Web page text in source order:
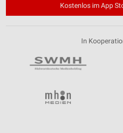
Kostenlos im App
In